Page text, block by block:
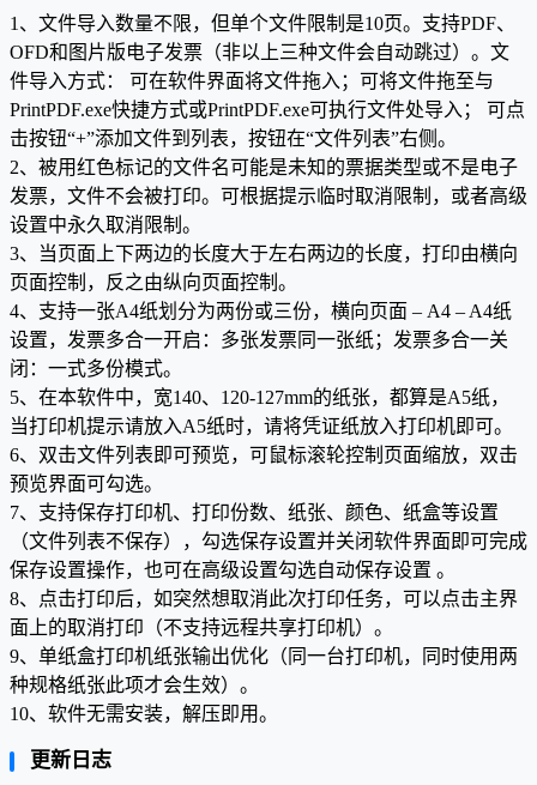
1、文件导入数量不限，但单个文件限制是10页。支持PDF、
OFD和图片版电子发票（非以上三种文件会自动跳过）。文
件导入方式： 可在软件界面将文件拖入；可将文件拖至与
PrintPDF.exe快捷方式或PrintPDF.exe可执行文件处导入； 可点
击按钮“+”添加文件到列表，按钮在“文件列表”右侧。
2、被用红色标记的文件名可能是未知的票据类型或不是电子
发票，文件不会被打印。可根据提示临时取消限制，或者高级
设置中永久取消限制。
3、当页面上下两边的长度大于左右两边的长度，打印由横向
页面控制，反之由纵向页面控制。
4、支持一张A4纸划分为两份或三份，横向页面 – A4 – A4纸
设置，发票多合一开启：多张发票同一张纸；发票多合一关
闭：一式多份模式。
5、在本软件中，宽140、120-127mm的纸张，都算是A5纸，
当打印机提示请放入A5纸时，请将凭证纸放入打印机即可。
6、双击文件列表即可预览，可鼠标滚轮控制页面缩放，双击
预览界面可勾选。
7、支持保存打印机、打印份数、纸张、颜色、纸盒等设置
（文件列表不保存），勾选保存设置并关闭软件界面即可完成
保存设置操作，也可在高级设置勾选自动保存设置 。
8、点击打印后，如突然想取消此次打印任务，可以点击主界
面上的取消打印（不支持远程共享打印机）。
9、单纸盒打印机纸张输出优化（同一台打印机，同时使用两
种规格纸张此项才会生效）。
10、软件无需安装，解压即用。
更新日志